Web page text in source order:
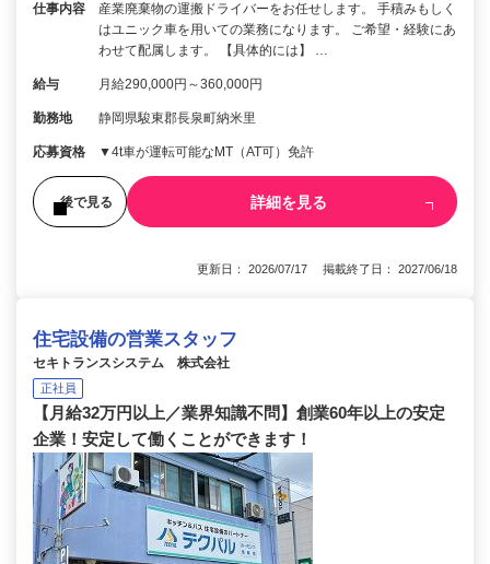
仕事内容
産業廃棄物の運搬ドライバーをお任せします。 手積みもしく
はユニック車を用いての業務になります。 ご希望・経験にあ
わせて配属します。 【具体的には】 …
給与 月給290,000円～360,000円
勤務地 静岡県駿東郡長泉町納米里
応募資格 ▼4t車が運転可能なMT（AT可）免許
後で見る 詳細を見る
更新日： 2026/07/17 掲載終了日： 2027/06/18
住宅設備の営業スタッフ
セキトランスシステム 株式会社
正社員
【月給32万円以上／業界知識不問】創業60年以上の安定
企業！安定して働くことができます！